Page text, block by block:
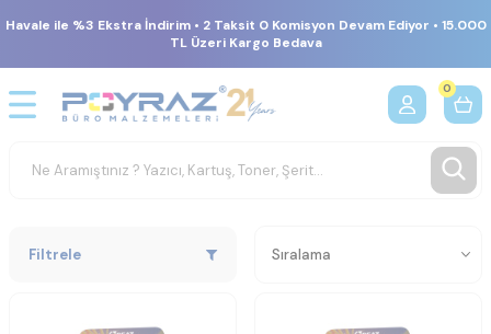
Havale ile %3 Ekstra İndirim • 2 Taksit 0 Komisyon Devam Ediyor • 15.000
TL Üzeri Kargo Bedava
0
Filtrele